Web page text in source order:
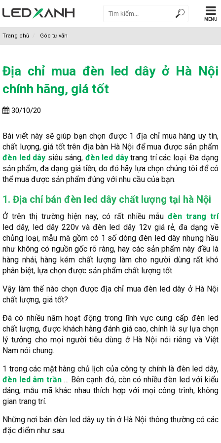
MENU
Trang chủ Góc tư vấn
Địa chỉ mua đèn led dây ở Hà Nội
chính hãng, giá tốt
30/10/20
Bài viết này sẽ giúp bạn chọn được 1 địa chỉ mua hàng uy tín,
chất lượng, giá tốt trên địa bàn Hà Nội để mua được sản phẩm
đèn led dây siêu sáng, đèn led dâytrang trí các loại. Đa dạng
sản phẩm, đa dạng giá tiền, do đó hãy lựa chọn chúng tôi để có
thể mua được sản phẩm đúng với nhu cầu của bạn.
1. Địa chỉ bán đèn led dây chất lượng tại hà Nội
Ở trên thị trường hiện nay, có rất nhiều mẫuđèn trang trí
led dây, led dây 220v và đèn led dây 12v giá rẻ, đa dạng về
chủng loại, mẫu mã gồm có 1 số dòng đèn led dây nhưng hầu
như không có nguồn gốc rõ ràng, hay các sản phẩm này đều là
hàng nhái, hàng kém chất lượng làm cho người dùng rất khó
phân biệt, lựa chọn được sản phẩm chất lượng tốt.
Vậy làm thế nào chọn được địa chỉ mua đèn led dây ở Hà Nội
chất lượng, giá tốt?
Đã có nhiều năm hoạt động trong lĩnh vực cung cấp đèn led
chất lượng, được khách hàng đánh giá cao, chính là sự lựa chọn
lý tưởng cho mọi người tiêu dùng ở Hà Nội nói riêng và Việt
Nam nói chung.
1 trong các mặt hàng chủ lịch của công ty chính là đèn led dây,
đèn led âm trần… Bên cạnh đó, còn có nhiều đèn led với kiểu
dáng, mẫu mã khác nhau thích hợp với mọi công trình, không
gian trang trí.
Những nơi bán đèn led dây uy tín ở Hà Nội thông thường có các
đặc điểm như sau: